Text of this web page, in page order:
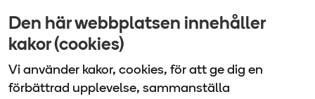
Den här webbplatsen innehåller
kakor (cookies)
Vi använder kakor, cookies, för att ge dig en
förbättrad upplevelse, sammanställa
Senast uppdaterad